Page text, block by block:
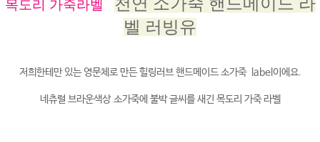
목도리 가죽라벨
천연 소가죽 핸드메이드 라
벨 러빙유
저희한테만 있는 영문체로 만든 힐링러브 핸드메이드 소가죽 label이에요.
네츄럴 브라운색상 소가죽에 불박 글씨를 새긴 목도리 가죽 라벨